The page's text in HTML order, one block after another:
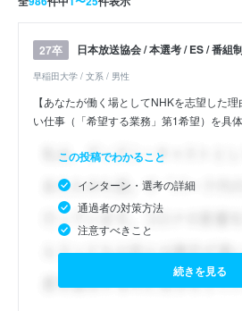
27卒 日本放送協会 / 本選考 / ES / 番組
早稲田大学 / 文系 / 男性
【あなたが働く場としてNHKを志望した
い仕事（「希望する業務」第1希望）を具
この投稿でわかること
インターン・選考の詳細
通過者の対策方法
注意すべきこと
続きを見る